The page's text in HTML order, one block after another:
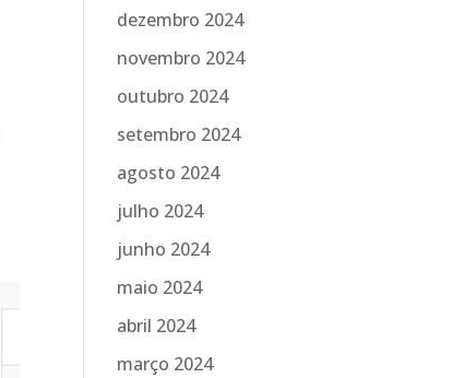
dezembro 2024
novembro 2024
outubro 2024
setembro 2024
agosto 2024
julho 2024
junho 2024
maio 2024
abril 2024
março 2024